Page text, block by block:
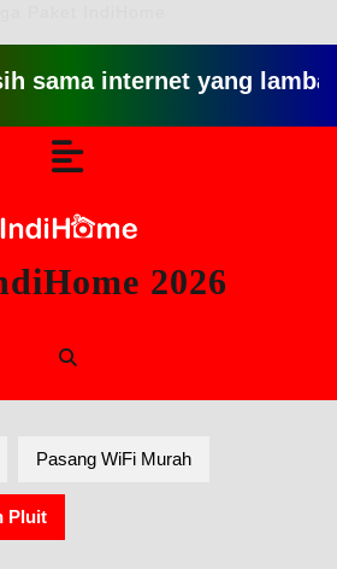
internet yang lambat gitu
2026
Pasang WiFi Murah
Pluit